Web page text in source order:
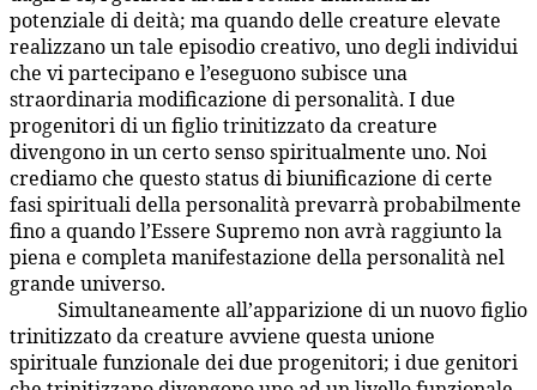
potenziale di deità; ma quando delle creature elevate
realizzano un tale episodio creativo, uno degli individui
che vi partecipano e l’eseguono subisce una
straordinaria modificazione di personalità. I due
progenitori di un figlio trinitizzato da creature
divengono in un certo senso spiritualmente uno. Noi
crediamo che questo status di biunificazione di certe
fasi spirituali della personalità prevarrà probabilmente
fino a quando l’Essere Supremo non avrà raggiunto la
piena e completa manifestazione della personalità nel
grande universo.
Simultaneamente all’apparizione di un nuovo figlio
trinitizzato da creature avviene questa unione
spirituale funzionale dei due progenitori; i due genitori